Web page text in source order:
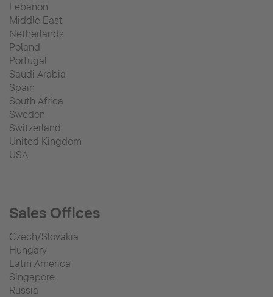
Lebanon
Middle East
Netherlands
Poland
Portugal
Saudi Arabia
Spain
South Africa
Sweden
Switzerland
United Kingdom
USA
Sales Offices
Czech/Slovakia
Hungary
Latin America
Singapore
Russia